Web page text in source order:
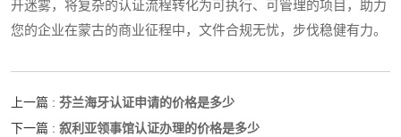
开迷雾，将复杂的认证流程转化为可执行、可管理的项目，助力
您的企业在蒙古的商业征程中，文件合规无忧，步伐稳健有力。
上一篇 : 芬兰海牙认证申请的价格是多少
下一篇 : 叙利亚领事馆认证办理的价格是多少